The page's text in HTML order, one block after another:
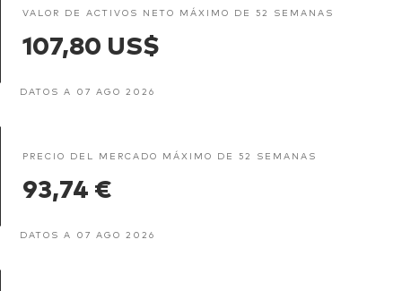
VALOR DE ACTIVOS NETO MÁXIMO DE 52 SEMANAS
107,80 US$
DATOS A 07 AGO 2026
PRECIO DEL MERCADO MÁXIMO DE 52 SEMANAS
93,74 €
DATOS A 07 AGO 2026